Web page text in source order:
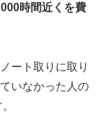
時間近くを費
ート取りに取り
いなかった人の